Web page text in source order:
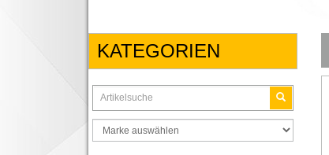
KATEGORIEN